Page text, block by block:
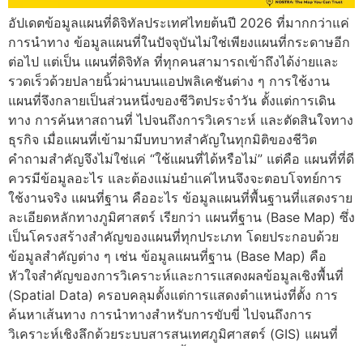
อัปเดตข้อมูลแผนที่ดิจิทัลประเทศไทยต้นปี 2026 ที่มากกว่าแค่
การนำทาง ข้อมูลแผนที่ในปัจจุบันไม่ใช่เพียงแผนที่กระดาษอีก
ต่อไป แต่เป็น แผนที่ดิจิทัล ที่ทุกคนสามารถเข้าถึงได้ง่ายและ
รวดเร็วด้วยปลายนิ้วผ่านบนแอปพลิเคชันต่าง ๆ การใช้งาน
แผนที่จึงกลายเป็นส่วนหนึ่งของชีวิตประจำวัน ตั้งแต่การเดิน
ทาง การค้นหาสถานที่ ไปจนถึงการวิเคราะห์ และตัดสินใจทาง
ธุรกิจ เมื่อแผนที่เข้ามามีบทบาทสำคัญในทุกมิติของชีวิต
คำถามสำคัญจึงไม่ใช่แค่ “ใช้แผนที่ได้หรือไม่” แต่คือ แผนที่ที่ดี
ควรมีข้อมูลอะไร และต้องแม่นยำแค่ไหนจึงจะตอบโจทย์การ
ใช้งานจริง แผนที่ฐาน คืออะไร ข้อมูลแผนที่พื้นฐานที่แสดงราย
ละเอียดหลักทางภูมิศาสตร์ เรียกว่า แผนที่ฐาน (Base Map) ซึ่ง
เป็นโครงสร้างสำคัญของแผนที่ทุกประเภท โดยประกอบด้วย
ข้อมูลสำคัญต่าง ๆ เช่น ข้อมูลแผนที่ฐาน (Base Map) คือ
หัวใจสำคัญของการวิเคราะห์และการแสดงผลข้อมูลเชิงพื้นที่
(Spatial Data) ครอบคลุมตั้งแต่การแสดงตำแหน่งที่ตั้ง การ
ค้นหาเส้นทาง การนำทางสำหรับการขับขี่ ไปจนถึงการ
วิเคราะห์เชิงลึกด้วยระบบสารสนเทศภูมิศาสตร์ (GIS) แผนที่